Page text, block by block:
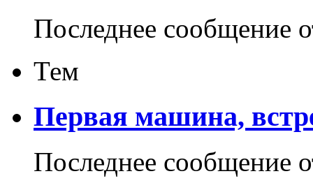
Последнее сообщение
Тем
Первая машина,
Последнее сообщение